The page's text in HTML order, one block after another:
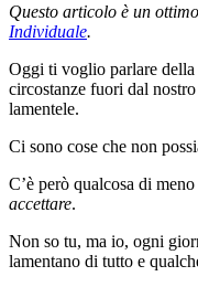
Questo articolo è un
Individuale.
Oggi ti voglio parlare della
circostanze fuori dal
lamentele.
Ci sono cose che non
C’è però qualcosa di
accettare.
Non so tu, ma io, ogni
lamentano di tutto e